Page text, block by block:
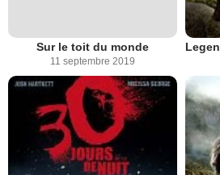
Sur le toit du monde
11 septembre 2019